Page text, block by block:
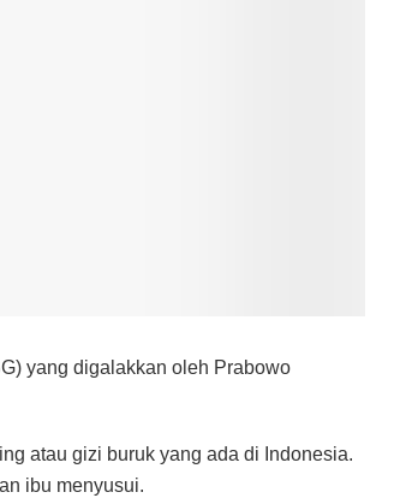
yang digalakkan oleh Prabowo
atau gizi buruk yang ada di Indonesia.
ibu menyusui.